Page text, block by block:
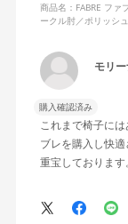
商品名：FABRE フ
ークル肘／ポリッシ
モリ
購入確認済み
これまで椅子に
ブレを購入し快
重宝しております。